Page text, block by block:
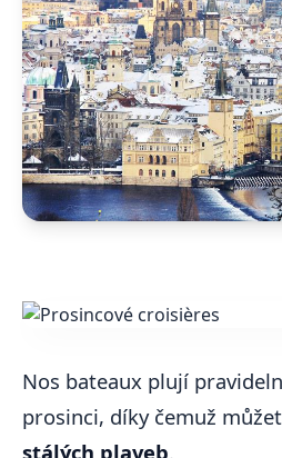
Nos bateaux plují
prosinci, díky čemuž
stálých plaveb.